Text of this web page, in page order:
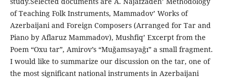
of Teaching Folk Instruments, Mammadov’ Works of
Azerbaijani and Foreign Composers (Arranged for Tar and
Piano by Aflaruz Mammadov), Mushfiq’ Excerpt from the
Poem “Oxu tar”, Amirov’s “Muğamsayağı” a small fragment.
I would like to summarize our discussion on the tar, one of
the most significant national instruments in Azerbaijani